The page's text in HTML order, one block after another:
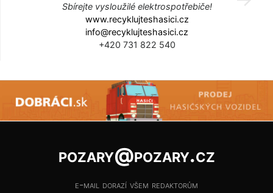
Sbírejte vysloužilé elektrospotřebiče!
www.recyklujteshasici.cz
info@recyklujteshasici.cz
+420 731 822 540
pozary@pozary.cz
e-mail dorazí všem redaktorům